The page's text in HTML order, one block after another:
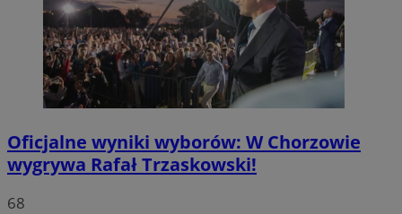
Oficjalne wyniki wyborów: W Chorzowie
wygrywa Rafał Trzaskowski!
68